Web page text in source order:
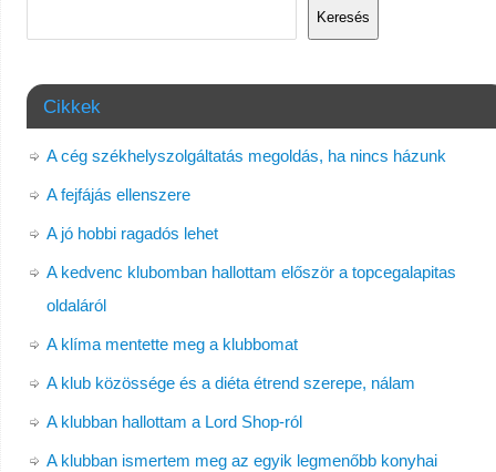
Keresés
Cikkek
A cég székhelyszolgáltatás megoldás, ha nincs házunk
A fejfájás ellenszere
A jó hobbi ragadós lehet
A kedvenc klubomban hallottam először a topcegalapitas
oldaláról
A klíma mentette meg a klubbomat
A klub közössége és a diéta étrend szerepe, nálam
A klubban hallottam a Lord Shop-ról
A klubban ismertem meg az egyik legmenőbb konyhai